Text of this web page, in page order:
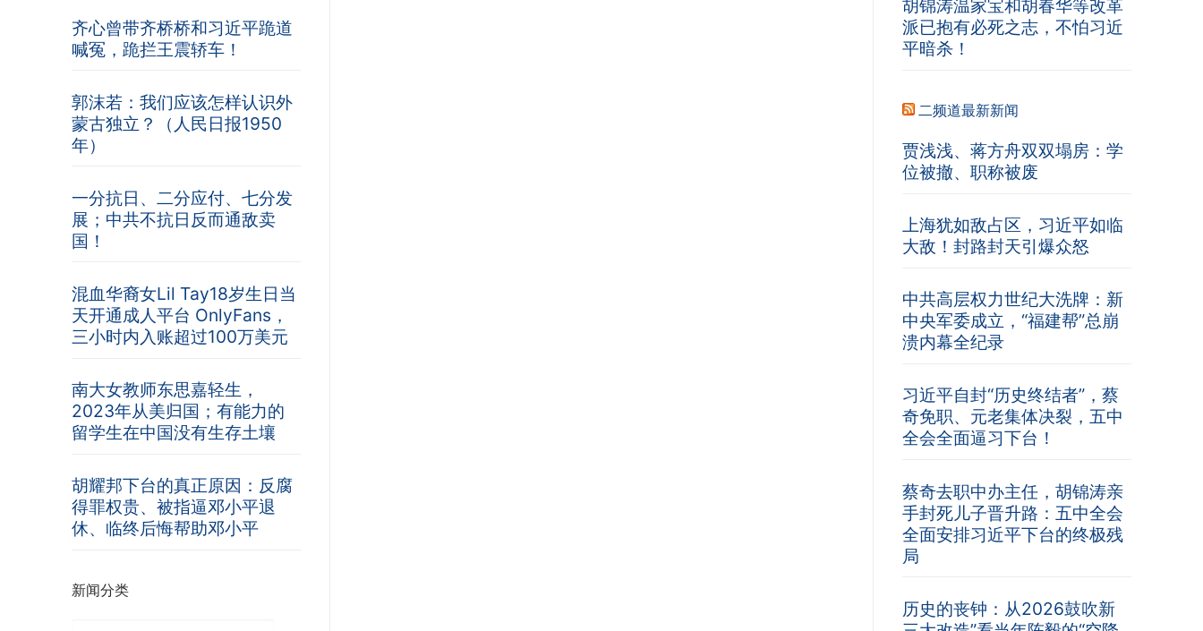
胡锦涛温家宝和胡春华等改革
派已抱有必死之志，不怕习近
平暗杀！
二频道最新新闻
贾浅浅、蒋方舟双双塌房：学
位被撤、职称被废
上海犹如敌占区，习近平如临
大敌！封路封天引爆众怒
中共高层权力世纪大洗牌：新
中央军委成立，“福建帮”总崩
溃内幕全纪录
习近平自封“历史终结者”，蔡
奇免职、元老集体决裂，五中
全会全面逼习下台！
蔡奇去职中办主任，胡锦涛亲
手封死儿子晋升路：五中全会
全面安排习近平下台的终极残
局
历史的丧钟：从2026鼓吹新
齐心曾带齐桥桥和习近平跪道
喊冤，跪拦王震轿车！
郭沫若：我们应该怎样认识外
蒙古独立？（人民日报1950
年）
一分抗日、二分应付、七分发
展；中共不抗日反而通敌卖
国！
混血华裔女Lil Tay18岁生日当
天开通成人平台 OnlyFans，
三小时内入账超过100万美元
南大女教师东思嘉轻生，
2023年从美归国；有能力的
留学生在中国没有生存土壤
胡耀邦下台的真正原因：反腐
得罪权贵、被指逼邓小平退
休、临终后悔帮助邓小平
新闻分类